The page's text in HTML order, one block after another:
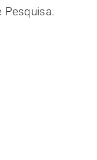
Pesquisa.